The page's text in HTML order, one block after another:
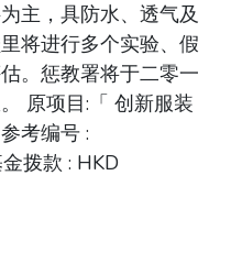
主，具防水、透气及
将进行多个实验、假
。惩教署将于二零一
原项目:「 创新服装
考编号 :
拨款 : HKD